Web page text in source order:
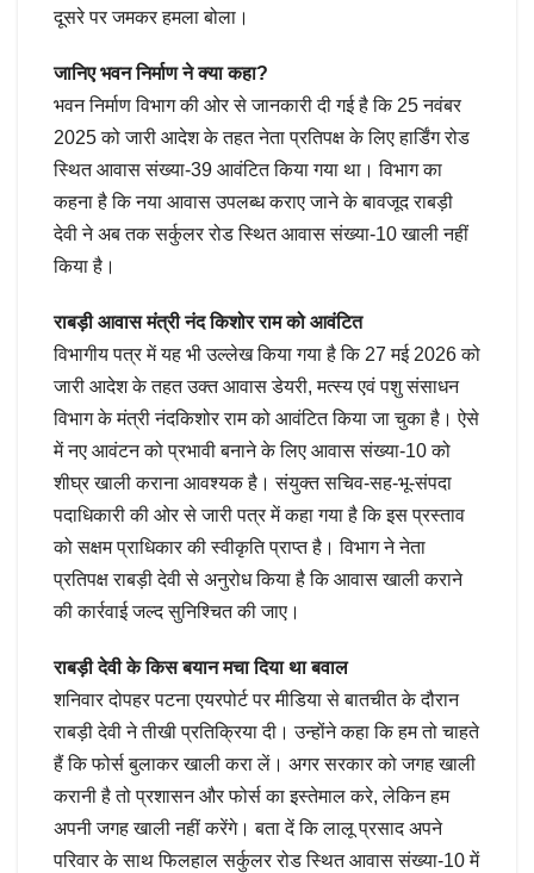
दूसरे पर जमकर हमला बोला।
जानिए भवन निर्माण ने क्या कहा?
भवन निर्माण विभाग की ओर से जानकारी दी गई है कि 25 नवंबर
2025 को जारी आदेश के तहत नेता प्रतिपक्ष के लिए हार्डिंग रोड
स्थित आवास संख्या-39 आवंटित किया गया था। विभाग का
कहना है कि नया आवास उपलब्ध कराए जाने के बावजूद राबड़ी
देवी ने अब तक सर्कुलर रोड स्थित आवास संख्या-10 खाली नहीं
किया है।
राबड़ी आवास मंत्री नंद किशोर राम को आवंटित
विभागीय पत्र में यह भी उल्लेख किया गया है कि 27 मई 2026 को
जारी आदेश के तहत उक्त आवास डेयरी, मत्स्य एवं पशु संसाधन
विभाग के मंत्री नंदकिशोर राम को आवंटित किया जा चुका है। ऐसे
में नए आवंटन को प्रभावी बनाने के लिए आवास संख्या-10 को
शीघ्र खाली कराना आवश्यक है। संयुक्त सचिव-सह-भू-संपदा
पदाधिकारी की ओर से जारी पत्र में कहा गया है कि इस प्रस्ताव
को सक्षम प्राधिकार की स्वीकृति प्राप्त है। विभाग ने नेता
प्रतिपक्ष राबड़ी देवी से अनुरोध किया है कि आवास खाली कराने
की कार्रवाई जल्द सुनिश्चित की जाए।
राबड़ी देवी के किस बयान मचा दिया था बवाल
शनिवार दोपहर पटना एयरपोर्ट पर मीडिया से बातचीत के दौरान
राबड़ी देवी ने तीखी प्रतिक्रिया दी। उन्होंने कहा कि हम तो चाहते
हैं कि फोर्स बुलाकर खाली करा लें। अगर सरकार को जगह खाली
करानी है तो प्रशासन और फोर्स का इस्तेमाल करे, लेकिन हम
अपनी जगह खाली नहीं करेंगे। बता दें कि लालू प्रसाद अपने
परिवार के साथ फिलहाल सर्कुलर रोड स्थित आवास संख्या-10 में